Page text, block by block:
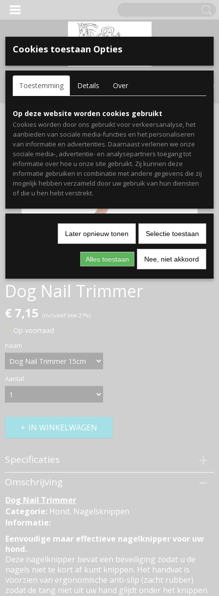
Inloggen Registreren
(0)
Home >Hond>gezondheid / verzorging>verzorgen
Trimmer
Dog Nail Trimmer
€ 7,15 (inclusief btw 21%)
✓ Op voorraad
naam
Aantal
IN WINKELWAGEN
Specificaties
Productcode
PAWI11468-1-199
EAN code
8886467514685
Bruto gewicht
Omschrijving
Dog Nail Trimmer
Categorie: Hond, Nagelsknippen
Informatie:
Eenvoudige maar effectieve nagelknipper voor uw
hond.
Deze nagelknipper bevat een beveiliging zodat u de
nagels niet te kort af kunt knippen. Het handvat is
voorzien van ergonomische anti-slip (zacht rubber)
zodat de tang niet uit uw hand glijdt onder het knippen.
Cookies toestaan Opties
Toestemming Details Over
Op deze website worden cookies gebruikt
Cookies worden door ons gebruikt voor verkeersanalyse, het
aanbieden van sociale media-functies en het personaliseren
van informatie en advertenties. Daarnaast verlenen we onze
sociale media-, advertentie- en analysepartners toegang tot
informatie over hoe u onze site gebruikt. Zij kunnen deze
informatie gebruiken in combinatie met andere gegevens die zij
mogelijk hebben verzameld door uw gebruik van hun diensten
of die u hen hebt verstrekt.
Later opnieuw tonen Selectie toestaan
Alles toestaan Nee, niet akkoord